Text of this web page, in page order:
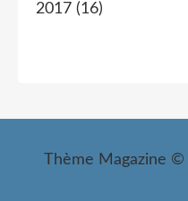
2017 (16)
Thème Magazine